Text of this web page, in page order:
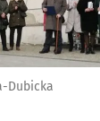
Dubicka